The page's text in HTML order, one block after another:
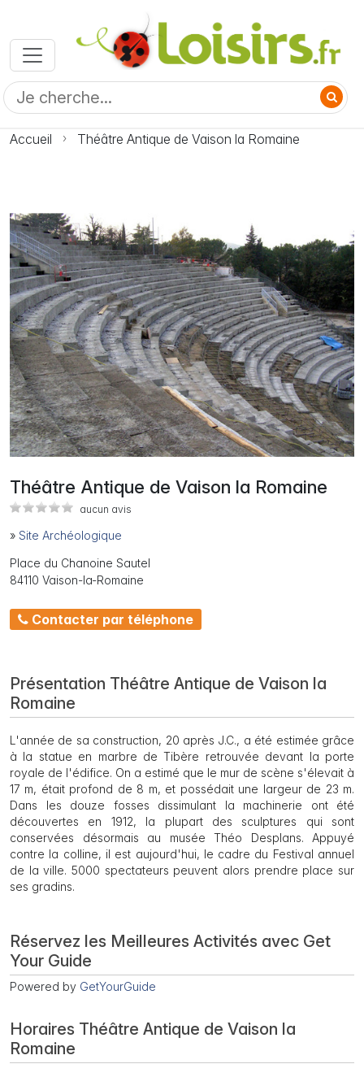
Accueil Théâtre Antique de Vaison la Romaine
Photo Théâtre Antique de Vaison la Romaine
Théâtre Antique de Vaison la Romaine
aucun avis
» Site Archéologique
Place du Chanoine Sautel
84110 Vaison-la-Romaine
Contacter par téléphone
Présentation Théâtre Antique de Vaison la
Romaine
L'année de sa construction, 20 après J.C., a été estimée grâce
à la statue en marbre de Tibère retrouvée devant la porte
royale de l'édifice. On a estimé que le mur de scène s'élevait à
17 m, était profond de 8 m, et possédait une largeur de 23 m.
Dans les douze fosses dissimulant la machinerie ont été
découvertes en 1912, la plupart des sculptures qui sont
conservées désormais au musée Théo Desplans. Appuyé
contre la colline, il est aujourd'hui, le cadre du Festival annuel
de la ville. 5000 spectateurs peuvent alors prendre place sur
ses gradins.
Réservez les Meilleures Activités avec Get
Your Guide
Powered by GetYourGuide
Horaires Théâtre Antique de Vaison la
Romaine